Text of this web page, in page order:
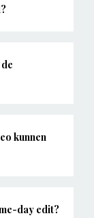
kunnen
day edit?